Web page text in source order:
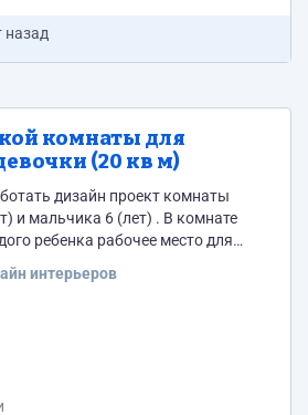
назад
комнаты для
(20 кв м)
дизайн проект комнаты
и мальчика 6 (лет) . В комнате
ребенка рабочее место для
интерьеров